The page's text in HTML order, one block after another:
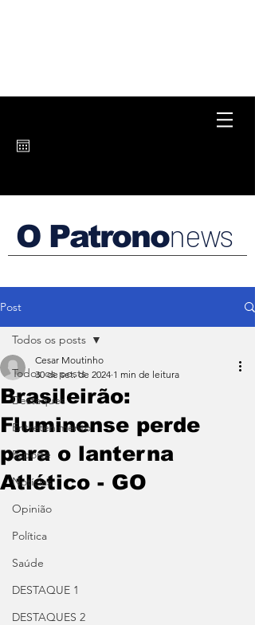
O Patrononews
Post
Todos os posts
Destaques
Entretenimento
Esporte
Notícias
Opinião
Política
Saúde
DESTAQUE 1
DESTAQUES 2
Todos os posts
Brasileirão:
Fluminense perde
para o lanterna
Atlético - GO
Cesar Moutinho
30 de set. de 2024 1 min de leitura